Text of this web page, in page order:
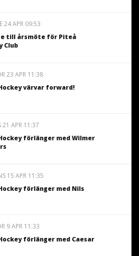
24 APR 09:53
till årsmöte för Piteå
Club
23 APR 11:38
värvar forward!
21 APR 11:37
förlänger med Wilmer
15 APR 11:35
förlänger med Nils
9 APR 11:33
förlänger med Caesar